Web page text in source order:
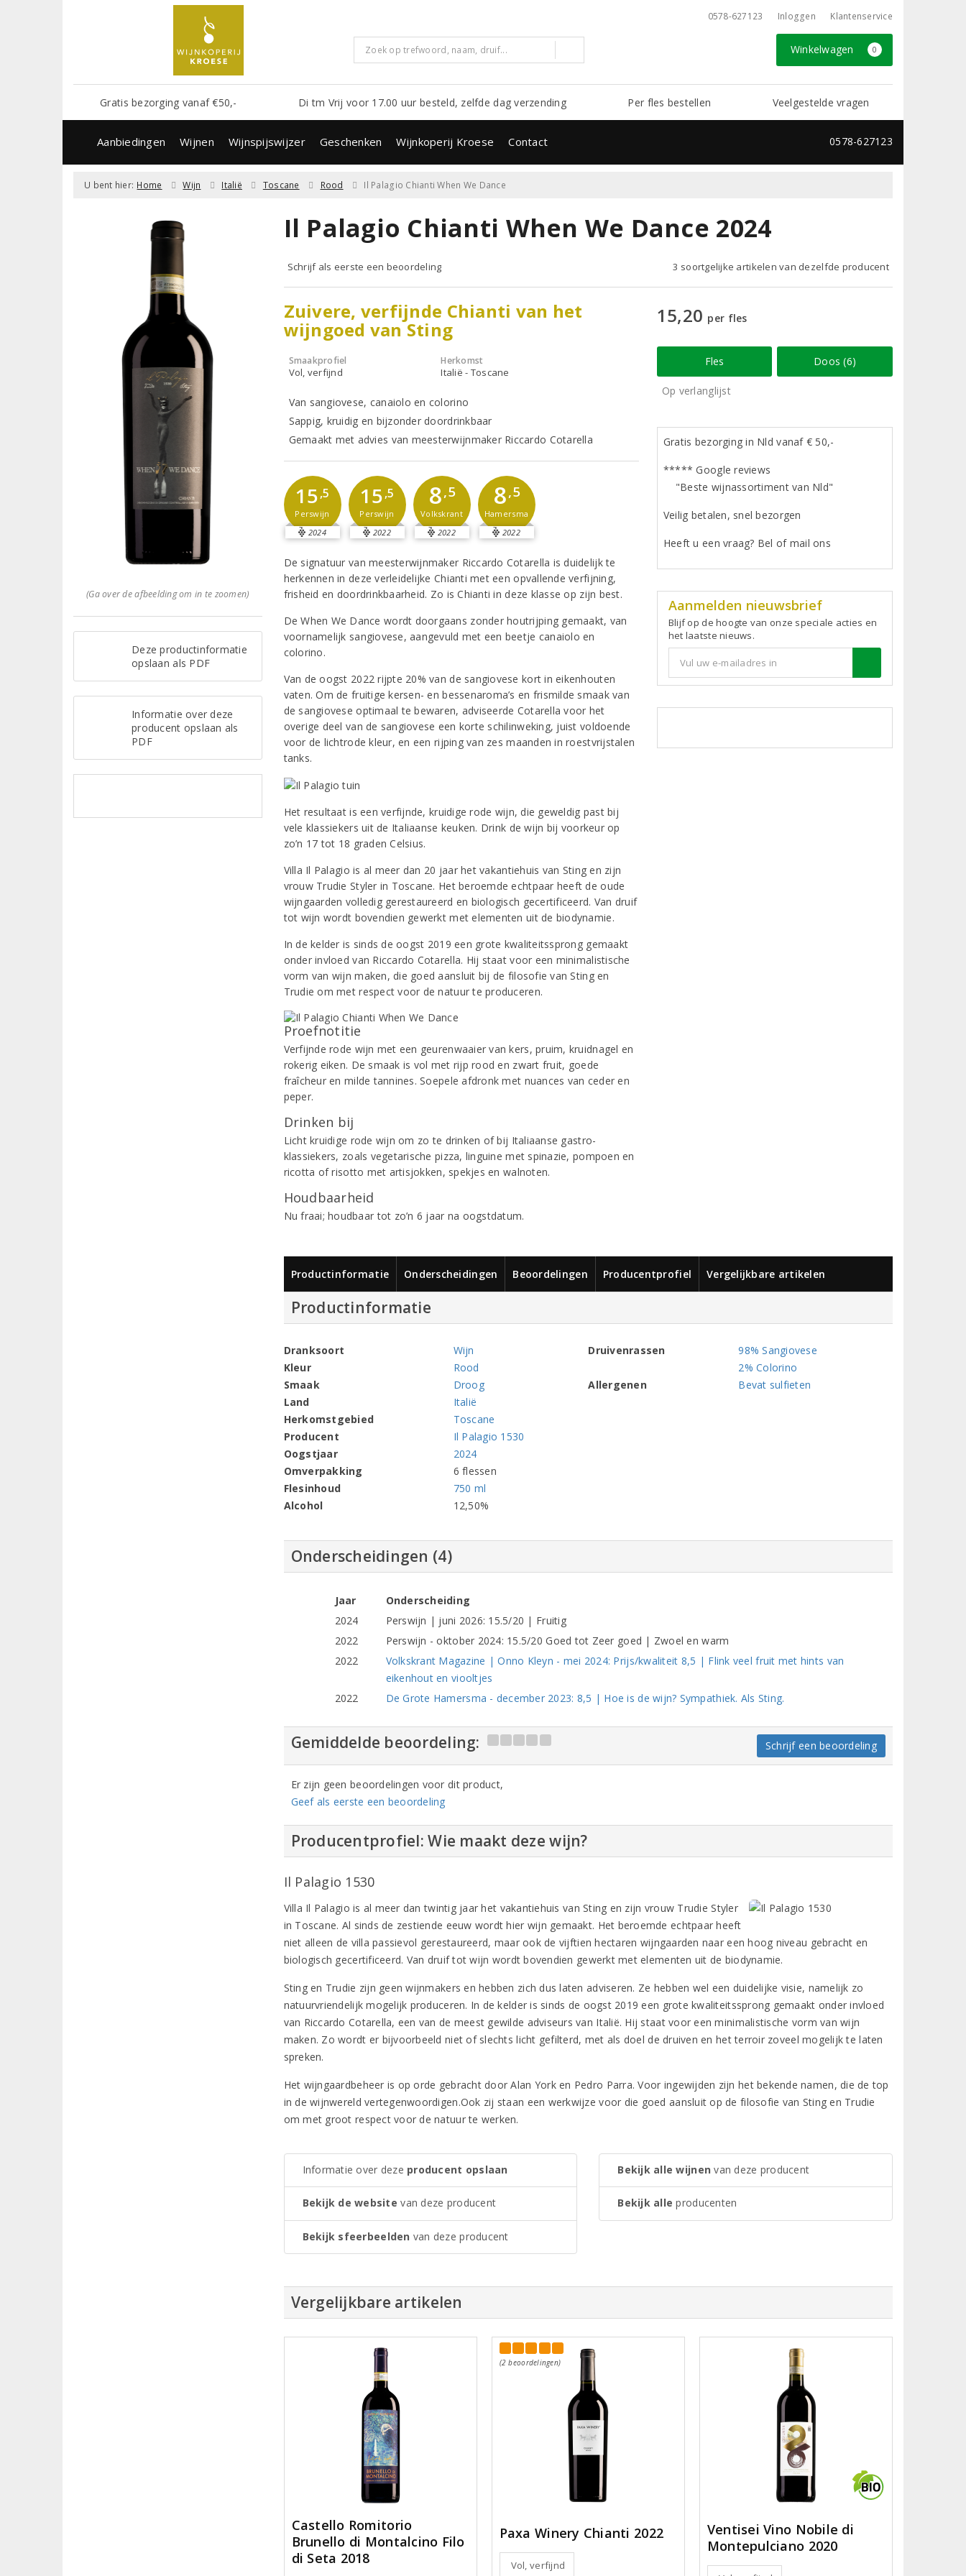
0578-627123 Inloggen Klantenservice
Winkelwagen 0
Gratis bezorging vanaf €50,- Di tm Vrij voor 17.00 uur besteld, zelfde dag verzending Per fles bestellen Veelgestelde vragen
Aanbiedingen Wijnen Wijnspijswijzer Geschenken Wijnkoperij Kroese Contact 0578-627123
U bent hier: Home Wijn Italië Toscane Rood Il Palagio Chianti When We Dance
(Ga over de afbeelding om in te zoomen)
Deze productinformatie
opslaan als PDF
Informatie over deze
producent opslaan als
PDF
Il Palagio Chianti When We Dance 2024
Schrijf als eerste een beoordeling 3 soortgelijke artikelen van dezelfde producent
Zuivere, verfijnde Chianti van het
wijngoed van Sting
Smaakprofiel
Vol, verfijnd
Herkomst
Italië - Toscane
Van sangiovese, canaiolo en colorino
Sappig, kruidig en bijzonder doordrinkbaar
Gemaakt met advies van meesterwijnmaker Riccardo Cotarella
15,5
Perswijn
2024
15,5
Perswijn
2022
8,5
Volkskrant
2022
8,5
Hamersma
2022
De signatuur van meesterwijnmaker Riccardo Cotarella is duidelijk te
herkennen in deze verleidelijke Chianti met een opvallende verfijning,
frisheid en doordrinkbaarheid. Zo is Chianti in deze klasse op zijn best.
De When We Dance wordt doorgaans zonder houtrijping gemaakt, van
voornamelijk sangiovese, aangevuld met een beetje canaiolo en
colorino.
Van de oogst 2022 rijpte 20% van de sangiovese kort in eikenhouten
vaten. Om de fruitige kersen- en bessenaroma’s en frismilde smaak van
de sangiovese optimaal te bewaren, adviseerde Cotarella voor het
overige deel van de sangiovese een korte schilinweking, juist voldoende
voor de lichtrode kleur, en een rijping van zes maanden in roestvrijstalen
tanks.
Het resultaat is een verfijnde, kruidige rode wijn, die geweldig past bij
vele klassiekers uit de Italiaanse keuken. Drink de wijn bij voorkeur op
zo’n 17 tot 18 graden Celsius.
Villa Il Palagio is al meer dan 20 jaar het vakantiehuis van Sting en zijn
vrouw Trudie Styler in Toscane. Het beroemde echtpaar heeft de oude
wijngaarden volledig gerestaureerd en biologisch gecertificeerd. Van druif
tot wijn wordt bovendien gewerkt met elementen uit de biodynamie.
In de kelder is sinds de oogst 2019 een grote kwaliteitssprong gemaakt
onder invloed van Riccardo Cotarella. Hij staat voor een minimalistische
vorm van wijn maken, die goed aansluit bij de filosofie van Sting en
Trudie om met respect voor de natuur te produceren.
Proefnotitie
Verfijnde rode wijn met een geurenwaaier van kers, pruim, kruidnagel en
rokerig eiken. De smaak is vol met rijp rood en zwart fruit, goede
fraîcheur en milde tannines. Soepele afdronk met nuances van ceder en
peper.
Drinken bij
Licht kruidige rode wijn om zo te drinken of bij Italiaanse gastro-
klassiekers, zoals vegetarische pizza, linguine met spinazie, pompoen en
ricotta of risotto met artisjokken, spekjes en walnoten.
Houdbaarheid
Nu fraai; houdbaar tot zo’n 6 jaar na oogstdatum.
15,20 per fles
Fles Doos (6)
Op verlanglijst
Gratis bezorging in Nld vanaf € 50,-
***** Google reviews
"Beste wijnassortiment van Nld"
Veilig betalen, snel bezorgen
Heeft u een vraag? Bel of mail ons
Aanmelden nieuwsbrief
Blijf op de hoogte van onze speciale acties en
het laatste nieuws.
Productinformatie Onderscheidingen Beoordelingen Producentprofiel Vergelijkbare artikelen
Productinformatie
Dranksoort
Wijn
Kleur
Rood
Smaak
Droog
Land
Italië
Herkomstgebied
Toscane
Producent
Il Palagio 1530
Oogstjaar
2024
Omverpakking
6 flessen
Flesinhoud
750 ml
Alcohol
12,50%
Druivenrassen
98% Sangiovese
2% Colorino
Allergenen
Bevat sulfieten
Onderscheidingen (4)
Jaar
Onderscheiding
2024
Perswijn | juni 2026: 15.5/20 | Fruitig
2022
Perswijn - oktober 2024: 15.5/20 Goed tot Zeer goed | Zwoel en warm
2022
Volkskrant Magazine | Onno Kleyn - mei 2024: Prijs/kwaliteit 8,5 | Flink veel fruit met hints van
eikenhout en viooltjes
2022
De Grote Hamersma - december 2023: 8,5 | Hoe is de wijn? Sympathiek. Als Sting.
Gemiddelde beoordeling: Schrijf een beoordeling
Er zijn geen beoordelingen voor dit product,
Geef als eerste een beoordeling
Producentprofiel: Wie maakt deze wijn?
Il Palagio 1530
Villa Il Palagio is al meer dan twintig jaar het vakantiehuis van Sting en zijn vrouw Trudie Styler
in Toscane. Al sinds de zestiende eeuw wordt hier wijn gemaakt. Het beroemde echtpaar heeft
niet alleen de villa passievol gerestaureerd, maar ook de vijftien hectaren wijngaarden naar een hoog niveau gebracht en
biologisch gecertificeerd. Van druif tot wijn wordt bovendien gewerkt met elementen uit de biodynamie.
Sting en Trudie zijn geen wijnmakers en hebben zich dus laten adviseren. Ze hebben wel een duidelijke visie, namelijk zo
natuurvriendelijk mogelijk produceren. In de kelder is sinds de oogst 2019 een grote kwaliteitssprong gemaakt onder invloed
van Riccardo Cotarella, een van de meest gewilde adviseurs van Italië. Hij staat voor een minimalistische vorm van wijn
maken. Zo wordt er bijvoorbeeld niet of slechts licht gefilterd, met als doel de druiven en het terroir zoveel mogelijk te laten
spreken.
Het wijngaardbeheer is op orde gebracht door Alan York en Pedro Parra. Voor ingewijden zijn het bekende namen, die de top
in de wijnwereld vertegenwoordigen.Ook zij staan een werkwijze voor die goed aansluit op de filosofie van Sting en Trudie
om met groot respect voor de natuur te werken.
Informatie over deze producent opslaan
Bekijk de website van deze producent
Bekijk sfeerbeelden van deze producent
Bekijk alle wijnen van deze producent
Bekijk alle producenten
Vergelijkbare artikelen
Castello Romitorio
Brunello di Montalcino Filo
di Seta 2018
(2 beoordelingen)
Paxa Winery Chianti 2022
Vol, verfijnd
Ventisei Vino Nobile di
Montepulciano 2020